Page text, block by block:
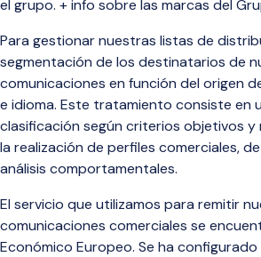
el grupo. + info sobre las marcas del
Para gestionar nuestras listas de
segmentación de los destinatarios de
comunicaciones en función del origen
e idioma. Este tratamiento consiste en
clasificación según criterios objetivos
la realización de perfiles comerciales,
análisis comportamentales.
El servicio que utilizamos para remitir
comunicaciones comerciales se
Económico Europeo. Se ha